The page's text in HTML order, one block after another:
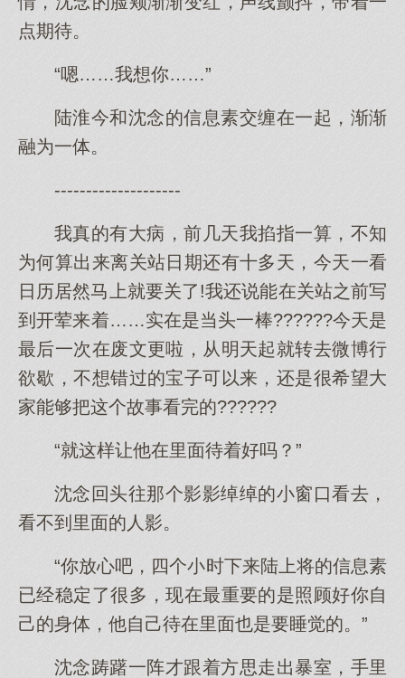
点期待。
“嗯……我想你……”
陆淮今和沈念的信息素交缠在一起，渐渐
融为一体。
--------------------
我真的有大病，前几天我掐指一算，不知
为何算出来离关站日期还有十多天，今天一看
日历居然马上就要关了!我还说能在关站之前写
到开荤来着……实在是当头一棒??????今天是
最后一次在废文更啦，从明天起就转去微博行
欲歇，不想错过的宝子可以来，还是很希望大
家能够把这个故事看完的??????
“就这样让他在里面待着好吗？”
沈念回头往那个影影绰绰的小窗口看去，
看不到里面的人影。
“你放心吧，四个小时下来陆上将的信息素
已经稳定了很多，现在最重要的是照顾好你自
己的身体，他自己待在里面也是要睡觉的。”
沈念踌躇一阵才跟着方思走出暴室，手里